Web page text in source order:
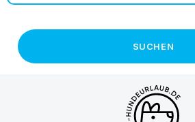
SUCHEN